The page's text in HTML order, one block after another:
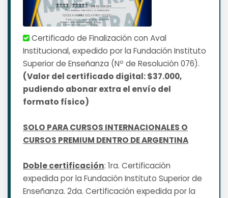
Certificado de Finalización con Aval
Institucional, expedido por la Fundación Instituto
Superior de Enseñanza (Nº de Resolución 076).
(Valor del certificado digital: $37.000,
pudiendo abonar extra el envío del
formato físico)
SOLO PARA CURSOS INTERNACIONALES O
CURSOS PREMIUM DENTRO DE ARGENTINA
Doble certificación: 1ra. Certificación
expedida por la Fundación Instituto Superior de
Enseñanza. 2da. Certificación expedida por la